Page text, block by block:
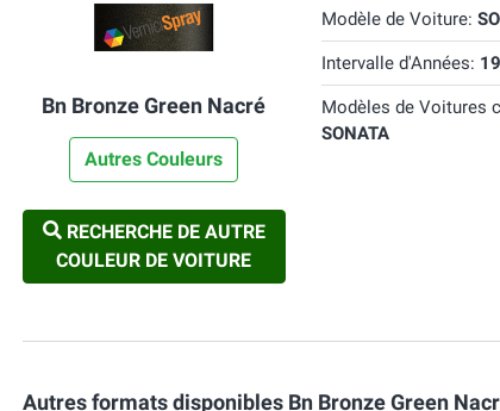
Bn Bronze Green Nacré
Autres Couleurs
RECHERCHE DE AUTRE
COULEUR DE VOITURE
Modèle de Voiture:
Intervalle d'Années:
Modèles de Voitures
SONATA
Autres formats disponibles Bn Bronze Green